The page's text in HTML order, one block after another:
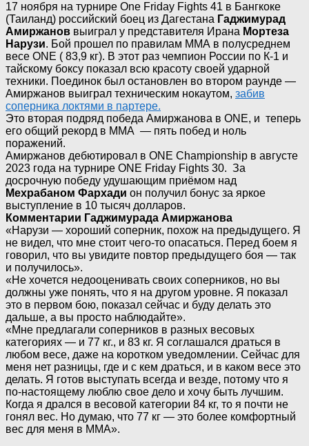
17 ноября на турнире One Friday Fights 41 в Бангкоке
(Таиланд) российский боец из Дагестана Гаджимурад
Амиржанов выиграл у представителя Ирана Мортеза
Нарузи. Бой прошел по правилам ММА в полусреднем
весе ONE ( 83,9 кг). В этот раз чемпион России по К-1 и
тайскому боксу показал всю красоту своей ударной
техники. Поединок был остановлен во втором раунде —
Амиржанов выиграл техническим нокаутом, забив
соперника локтями в партере.
Это вторая подряд победа Амиржанова в ONE, и теперь
его общий рекорд в ММА — пять побед и ноль
поражений.
Амиржанов дебютировал в ONE Championship в августе
2023 года на турнире ONE Friday Fights 30. За
досрочную победу удушающим приёмом над
Мехрабаном Фархади он получил бонус за яркое
выступление в 10 тысяч долларов.
Комментарии Гаджимурада Амиржанова
«Нарузи — хороший соперник, похож на предыдущего. Я
не видел, что мне стоит чего-то опасаться. Перед боем я
говорил, что вы увидите повтор предыдущего боя — так
и получилось».
«Не хочется недооценивать своих соперников, но вы
должны уже понять, что я на другом уровне. Я показал
это в первом бою, показал сейчас и буду делать это
дальше, а вы просто наблюдайте».
«Мне предлагали соперников в разных весовых
категориях — и 77 кг., и 83 кг. Я соглашался драться в
любом весе, даже на коротком уведомлении. Сейчас для
меня нет разницы, где и с кем драться, и в каком весе это
делать. Я готов выступать всегда и везде, потому что я
по-настоящему люблю свое дело и хочу быть лучшим.
Когда я дрался в весовой категории 84 кг, то я почти не
гонял вес. Но думаю, что 77 кг — это более комфортный
вес для меня в ММА».